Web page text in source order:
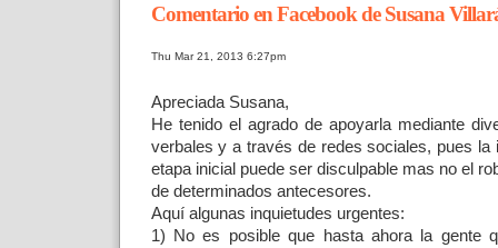
Comentario en Facebook de Susana
Thu Mar 21, 2013 6:27pm
Apreciada Susana,
He tenido el agrado de apoyarla mediante
verbales y a través de redes sociales, pues la
etapa inicial puede ser disculpable mas no el
de determinados antecesores.
Aquí algunas inquietudes urgentes:
1) No es posible que hasta ahora la gente